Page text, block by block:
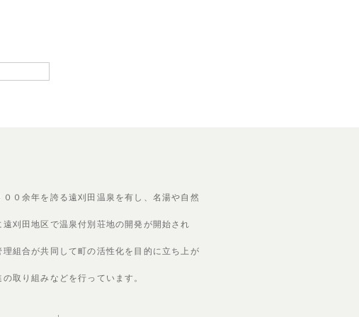
０余年を誇る遠刈田温泉を有し、名湯や自然
刈田地区で温泉付別荘地の開発が開始され
組合が共同して町の活性化を目的に立ち上が
取り組みなどを行っています。